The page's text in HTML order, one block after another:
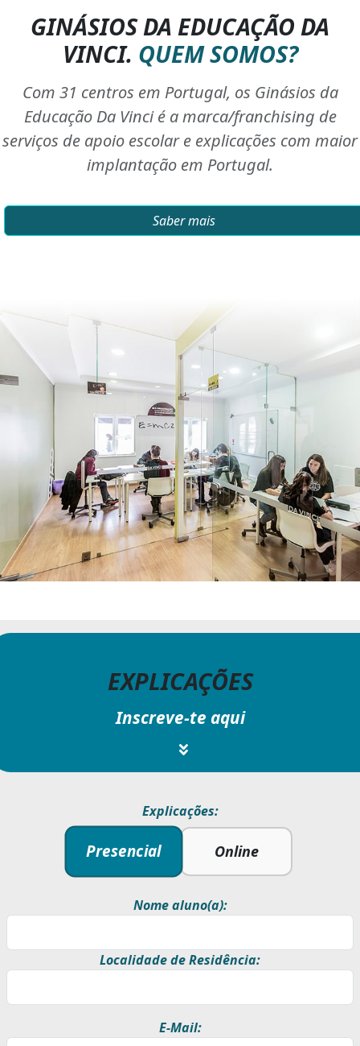
GINÁSIOS DA EDUCAÇÃO DA
VINCI. QUEM SOMOS?
Com 31 centros em Portugal, os Ginásios da
Educação Da Vinci é a marca/franchising de
serviços de apoio escolar e explicações com maior
implantação em Portugal.
Saber mais
EXPLICAÇÕES
Inscreve-te aqui
Explicações:
Presencial Online
Nome aluno(a):
Localidade de Residência:
E-Mail: